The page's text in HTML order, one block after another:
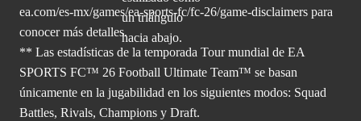
ea.com/es-mx/games/ea-sports-fc/fc-26/game-disclaimers para
conocer más detalles.
** Las estadísticas de la temporada Tour mundial de EA
SPORTS FC™ 26 Football Ultimate Team™ se basan
únicamente en la jugabilidad en los siguientes modos: Squad
Battles, Rivals, Champions y Draft.